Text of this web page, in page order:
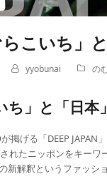
こいち」と
yyobunai の
ち」と「日本」
掲げる「DEEP JAPAN
れたニッポンをキーワ
新解釈というファッシ